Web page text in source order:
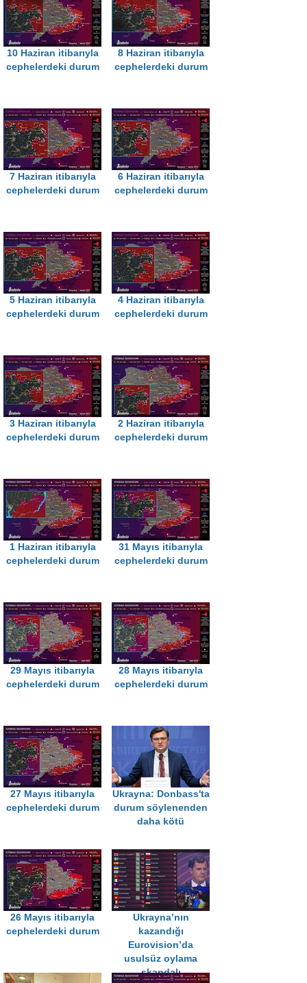
10 Haziran itibarıyla
cephelerdeki durum
8 Haziran itibarıyla
cephelerdeki durum
7 Haziran itibarıyla
cephelerdeki durum
6 Haziran itibarıyla
cephelerdeki durum
5 Haziran itibarıyla
cephelerdeki durum
4 Haziran itibarıyla
cephelerdeki durum
3 Haziran itibarıyla
cephelerdeki durum
2 Haziran itibarıyla
cephelerdeki durum
1 Haziran itibarıyla
cephelerdeki durum
31 Mayıs itibarıyla
cephelerdeki durum
29 Mayıs itibarıyla
cephelerdeki durum
28 Mayıs itibarıyla
cephelerdeki durum
27 Mayıs itibarıyla
cephelerdeki durum
Ukrayna: Donbass'ta
durum söylenenden
daha kötü
26 Mayıs itibarıyla
cephelerdeki durum
Ukrayna’nın
kazandığı
Eurovision’da
usulsüz oylama
skandalı